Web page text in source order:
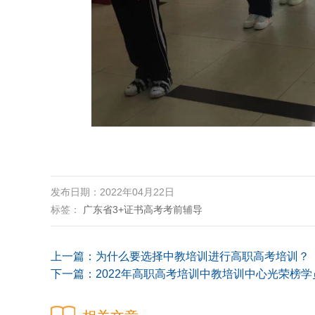
发布日期：2022年04月22日
标签：
广东省3+证书高考考前辅导
上一篇： 为什么要选择中教培训进行高职高考培训​？
下一篇： 2022年高职高考培训中教培训中心光荣榜学